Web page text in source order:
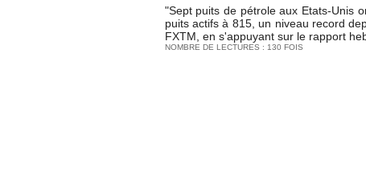
"Sept puits de pétrole aux Etats-Unis
puits actifs à 815, un niveau record
FXTM, en s'appuyant sur le rapport
NOMBRE DE LECTURES : 130 FOIS